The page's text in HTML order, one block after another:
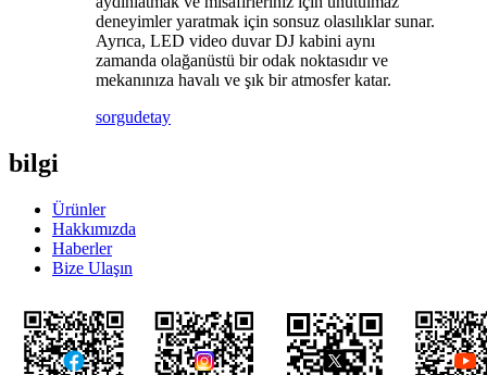
deneyimler yaratmak için sonsuz olasılıklar sunar.
Ayrıca, LED video duvar DJ kabini aynı
zamanda olağanüstü bir odak noktasıdır ve
mekanınıza havalı ve şık bir atmosfer katar.
sorgudetay
bilgi
Ürünler
Hakkımızda
Haberler
Bize Ulaşın